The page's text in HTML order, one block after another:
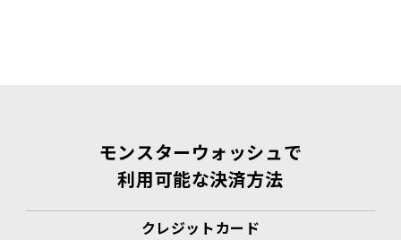
モンスターウォッシュで
利用可能な決済方法
クレジットカード